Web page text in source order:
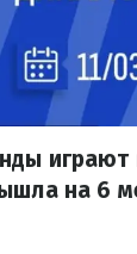
на 6